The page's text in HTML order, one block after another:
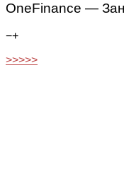
OneFinance —
−+
>>>>>